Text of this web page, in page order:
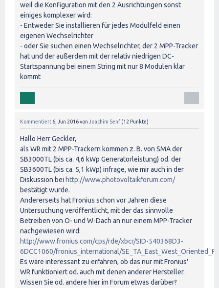
weil die Konfiguration mit den 2 Ausrichtungen sonst
einiges komplexer wird:
- Entweder Sie installieren für jedes Modulfeld einen
eigenen Wechselrichter
- oder Sie suchen einen Wechselrichter, der 2 MPP-Tracker
hat und der außerdem mit der relativ niedrigen DC-
Startspannung bei einem String mit nur 8 Modulen klar
kommt
Kommentiert 6, Jun 2016von Joachim Senf (12 Punkte)
Hallo Herr Geckler,
als WR mit 2 MPP-Trackern kommen z. B. von SMA der
SB3000TL (bis ca. 4,6 kWp Generatorleistung) od. der
SB3600TL (bis ca. 5,1 kWp) infrage, wie mir auch in der
Diskussion bei http://www.photovoltaikforum.com/
bestätigt wurde.
Andererseits hat Fronius schon vor Jahren diese
Untersuchung veröffentlicht, mit der das sinnvolle
Betreiben von O- und W-Dach an nur einem MPP-Tracker
nachgewiesen wird:
http://www.fronius.com/cps/rde/xbcr/SID-540368D3-
6DCC1060/fronius_international/
Es wäre interessant zu erfahren, ob das nur mit Fronius'
WR funktioniert od. auch mit denen anderer Hersteller.
Wissen Sie od. andere hier im Forum etwas darüber?